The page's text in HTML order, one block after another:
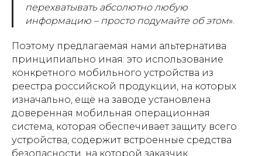
перехватывать абсолютно любую
информацию – просто подумайте об этом».
Поэтому предлагаемая нами альтернатива
принципиально иная: это использование
конкретного мобильного устройства из
реестра российской продукции, на которых
изначально, ещё на заводе установлена
доверенная мобильная операционная
система, которая обеспечивает защиту всего
устройства, содержит встроенные средства
безопасности, на которой заказчик